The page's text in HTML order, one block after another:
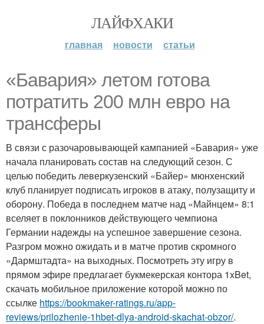
ЛАЙФХАКИ
главная новости статьи
«Бавария» летом готова
потратить 200 млн евро на
трансферы
В связи с разочаровывающей кампанией «Бавария» уже
начала планировать состав на следующий сезон. С
целью победить леверкузенский «Байер» мюнхенский
клуб планирует подписать игроков в атаку, полузащиту и
оборону. Победа в последнем матче над «Майнцем» 8:1
вселяет в поклонников действующего чемпиона
Германии надежды на успешное завершение сезона.
Разгром можно ожидать и в матче против скромного
«Дармштадта» на выходных. Посмотреть эту игру в
прямом эфире предлагает букмекерская контора 1xBet,
скачать мобильное приложение которой можно по
ссылке https://bookmaker-ratings.ru/app-
reviews/prilozhenie-1hbet-dlya-android-skachat-obzor/.